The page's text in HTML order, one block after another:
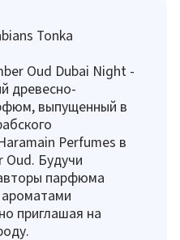
Tonka
Oud Dubai Night -
древесно-
выпущенный в
Perfumes в
Oud. Будучи
парфюма
приглашая на